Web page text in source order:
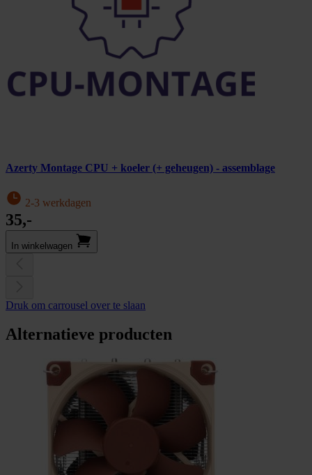
Azerty Montage CPU + koeler (+ geheugen) - assemblage
2-3 werkdagen
35,-
In winkel­wagen
Druk om carrousel over te slaan
Alternatieve producten